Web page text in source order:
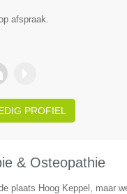
afspraak.
PROFIEL
& Osteopathie
plaats Hoog Keppel, maar